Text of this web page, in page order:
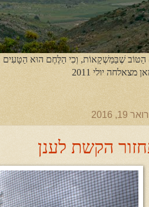
שֶׁבַּמַּשְׁקָאוֹת, וְכִי הַלֶּחֶם הוּא
יולי 2011
2016
הקשת לענן